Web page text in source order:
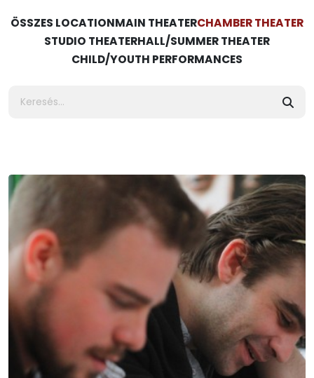
ÖSSZES LOCATIONMAIN THEATERCHAMBER THEATER
STUDIO THEATERHALL/SUMMER THEATER
CHILD/YOUTH PERFORMANCES